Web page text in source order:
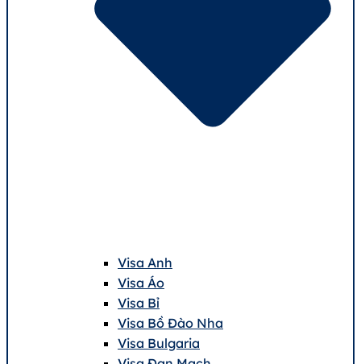
Visa Anh
Visa Áo
Visa Bỉ
Visa Bồ Đào Nha
Visa Bulgaria